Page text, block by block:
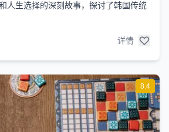
人生选择的深刻故事，探讨了韩国传统
详情
8.4